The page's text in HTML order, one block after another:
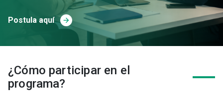
Postula aquí arrow_forward
¿Cómo participar en el
programa?